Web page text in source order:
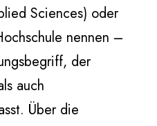
Sciences) oder
nennen –
der
auch
Über die